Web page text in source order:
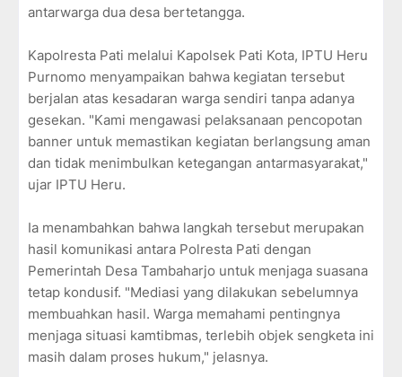
antarwarga dua desa bertetangga.
Kapolresta Pati melalui Kapolsek Pati Kota, IPTU Heru
Purnomo menyampaikan bahwa kegiatan tersebut
berjalan atas kesadaran warga sendiri tanpa adanya
gesekan. "Kami mengawasi pelaksanaan pencopotan
banner untuk memastikan kegiatan berlangsung aman
dan tidak menimbulkan ketegangan antarmasyarakat,"
ujar IPTU Heru.
Ia menambahkan bahwa langkah tersebut merupakan
hasil komunikasi antara Polresta Pati dengan
Pemerintah Desa Tambaharjo untuk menjaga suasana
tetap kondusif. "Mediasi yang dilakukan sebelumnya
membuahkan hasil. Warga memahami pentingnya
menjaga situasi kamtibmas, terlebih objek sengketa ini
masih dalam proses hukum," jelasnya.